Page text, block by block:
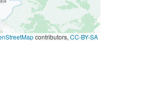
contributors, CC-BY-SA